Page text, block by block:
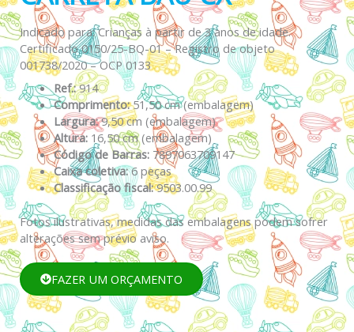
Indicado para: Crianças à partir de 3 anos de idade.
Certificado 0150/25-BQ-01 – Registro de objeto
001738/2020 – OCP 0133
Ref.:914
Comprimento:51,50 cm (embalagem)
Largura:9,50 cm (embalagem)
Altura: 16,50 cm (embalagem)
Código de Barras: 7897063709147
Caixa coletiva:6 peças
Classificação fiscal:9503.00.99
Fotos ilustrativas, medidas das embalagens podem sofrer
alterações sem prévio aviso.
FAZER UM ORÇAMENTO